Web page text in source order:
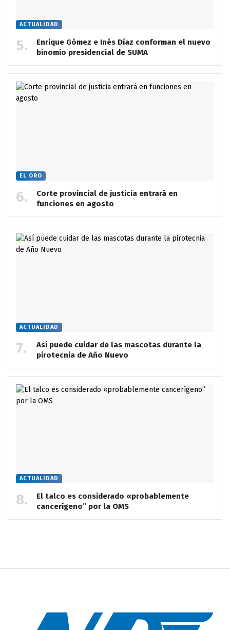
ACTUALIDAD
Enrique Gómez e Inés Díaz conforman el nuevo
binomio presidencial de SUMA
EL ORO
Corte provincial de justicia entrará en
funciones en agosto
ACTUALIDAD
Así puede cuidar de las mascotas durante la
pirotecnia de Año Nuevo
ACTUALIDAD
El talco es considerado «probablemente
cancerígeno” por la OMS